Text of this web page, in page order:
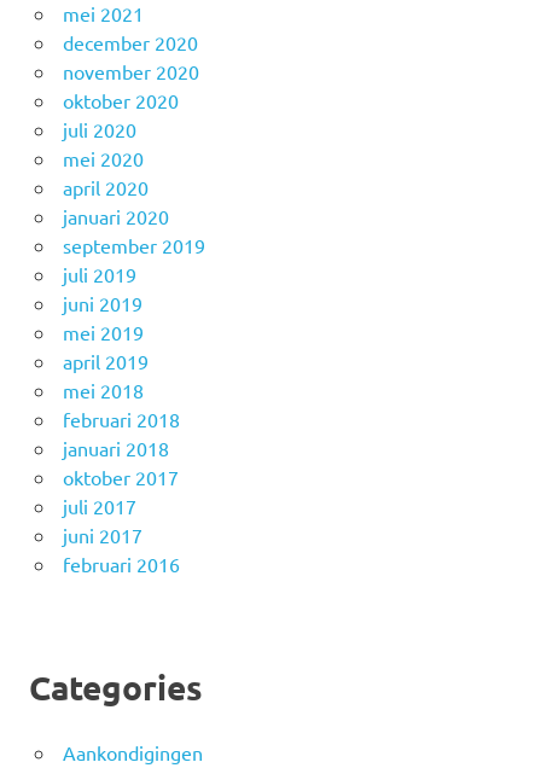
mei 2021
december 2020
november 2020
oktober 2020
juli 2020
mei 2020
april 2020
januari 2020
september 2019
juli 2019
juni 2019
mei 2019
april 2019
mei 2018
februari 2018
januari 2018
oktober 2017
juli 2017
juni 2017
februari 2016
Categories
Aankondigingen